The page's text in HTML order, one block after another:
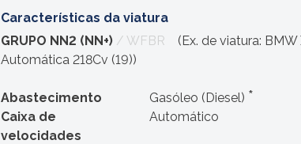
Características da viatura
GRUPO NN2 (NN+) / WFBR (Ex. de viatura: BMW
Automática 218Cv (19))
Abastecimento Gasóleo (Diesel) *
Caixa de
velocidades
Automático